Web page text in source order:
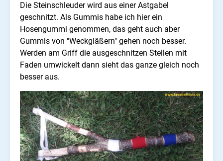
Die Steinschleuder wird aus einer Astgabel
geschnitzt. Als Gummis habe ich hier ein
Hosengummi genommen, das geht auch aber
Gummis von "Weckgläßern" gehen noch besser.
Werden am Griff die ausgeschnitzen Stellen mit
Faden umwickelt dann sieht das ganze gleich noch
besser aus.